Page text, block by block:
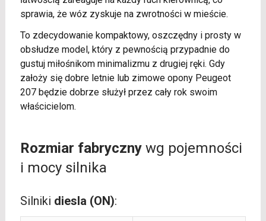
sprawia, że wóz zyskuje na zwrotności w mieście.
To zdecydowanie kompaktowy, oszczędny i prosty w
obsłudze model, który z pewnością przypadnie do
gustuj miłośnikom minimalizmu z drugiej ręki. Gdy
założy się dobre letnie lub zimowe opony Peugeot
207 będzie dobrze służył przez cały rok swoim
właścicielom.
Rozmiar fabrycznywg pojemności
i mocy silnika
Silniki diesla (ON):